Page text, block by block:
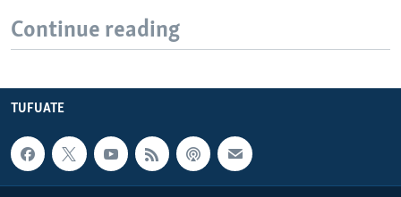
Continue reading
TUFUATE